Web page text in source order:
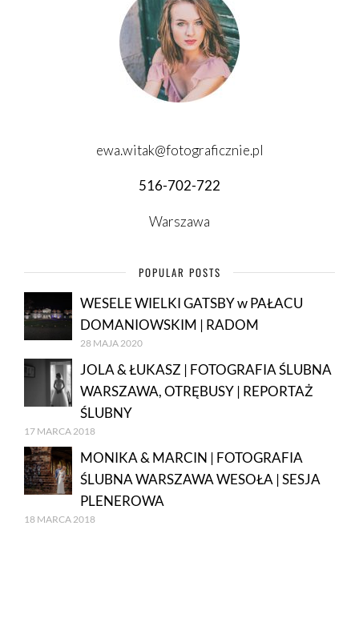
ewa.witak@fotograficznie.pl
516-702-722
Warszawa
POPULAR POSTS
WESELE WIELKI GATSBY w PAŁACU
DOMANIOWSKIM | RADOM
28 MAJA 2020
JOLA & ŁUKASZ | FOTOGRAFIA ŚLUBNA
WARSZAWA, OTRĘBUSY | REPORTAŻ
ŚLUBNY
17 MARCA 2018
MONIKA & MARCIN | FOTOGRAFIA
ŚLUBNA WARSZAWA WESOŁA | SESJA
PLENEROWA
18 MARCA 2018